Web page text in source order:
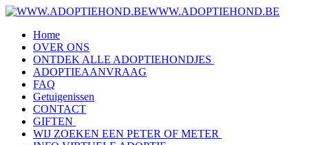
WWW.ADOPTIEHOND.BE
Home
OVER ONS
ONTDEK ALLE ADOPTIEHONDJES
ADOPTIEAANVRAAG
FAQ
Getuigenissen
CONTACT
GIFTEN
WIJ ZOEKEN EEN PETER OF METER